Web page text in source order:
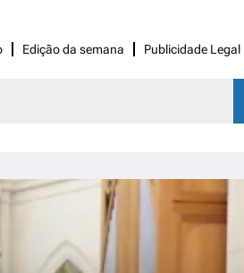
Edição da semana Publicidade Legal